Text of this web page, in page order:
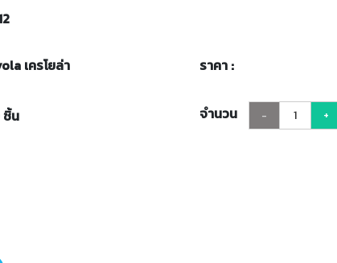
เครโยล่า ราคา :
ชิ้น จำนวน - +